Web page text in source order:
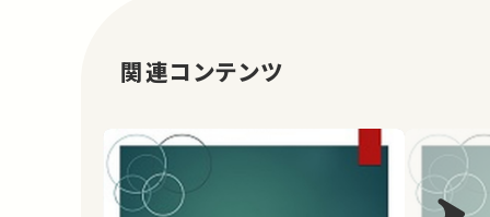
関連コンテンツ